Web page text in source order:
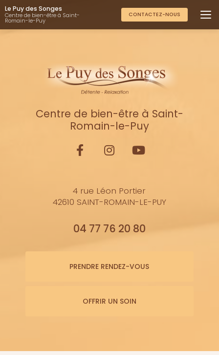
Aller
au
contenu
principal
Le Puy des Songes
Centre de bien-être à Saint-
Romain-le-Puy
CONTACTEZ-NOUS
Centre de bien-être à Saint-
Romain-le-Puy
4 rue Léon Portier
42610 SAINT-ROMAIN-LE-PUY
04 77 76 20 80
PRENDRE RENDEZ-VOUS
OFFRIR UN SOIN